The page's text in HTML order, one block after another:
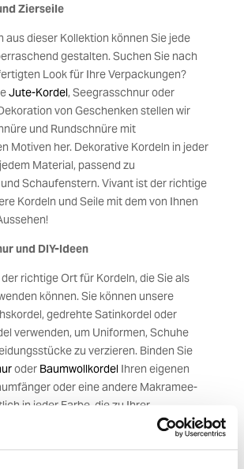
Zierseile
aus dieser Kollektion können Sie jede
gestalten. Suchen Sie nach
Look für Ihre Verpackungen?
Jute-Kordel, Seegrasschnur oder
von Geschenken stellen wir
und Rundschnüre mit
Motiven her. Dekorative Kordeln in jeder
Material, passend zu
Schaufenstern. Vivant ist der richtige
Kordeln und Seile mit dem von Ihnen
und DIY-Ideen
richtige Ort für Kordeln, die Sie als
können. Sie können unsere
gedrehte Satinkordel oder
verwenden, um Uniformen, Schuhe
zu verzieren. Binden Sie
oder Baumwollkordel Ihren eigenen
oder eine andere Makramee-
in jeder Farbe, die zu Ihrer
Kreative Köpfe verwenden unsere